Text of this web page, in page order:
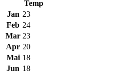
Temp
Jan 23
Feb 24
Mar 23
Apr 20
Mai 18
Jun 18